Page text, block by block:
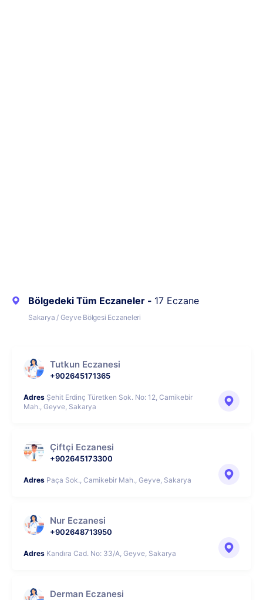
Bölgedeki Tüm Eczaneler - 17 Eczane
Sakarya / Geyve Bölgesi Eczaneleri
Tutkun Eczanesi
+902645171365
Adres Şehit Erdinç Türetken Sok. No: 12, Camikebir
Mah., Geyve, Sakarya
Çiftçi Eczanesi
+902645173300
Adres Paça Sok., Camikebir Mah., Geyve, Sakarya
Nur Eczanesi
+902648713950
Adres Kandıra Cad. No: 33/A, Geyve, Sakarya
Derman Eczanesi